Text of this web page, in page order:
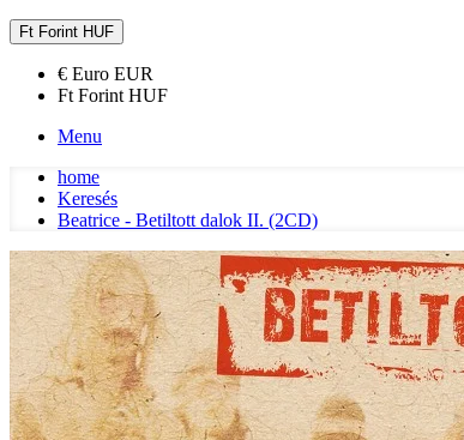
Ft Forint HUF
€ Euro EUR
Ft Forint HUF
Menu
home
Keresés
Beatrice - Betiltott dalok II. (2CD)